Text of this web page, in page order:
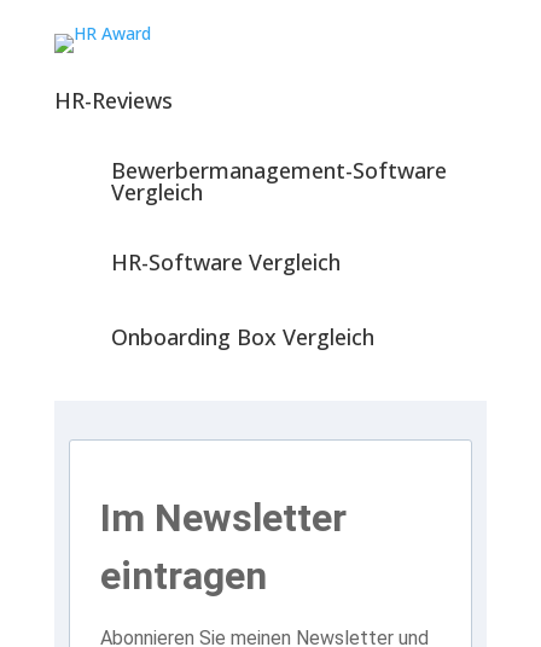
HR-Reviews
Bewerbermanagement-Software
Vergleich
HR-Software Vergleich
Onboarding Box Vergleich
Im Newsletter
eintragen
Abonnieren Sie meinen Newsletter und